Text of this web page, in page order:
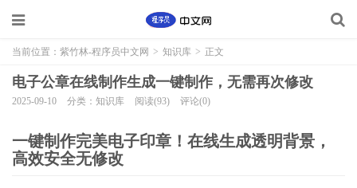
当前位置： 紫竹林-程序员中文网 > 知识库 > 正文
电子公章在线制作生成一键制作，无需再次修改
2025-09-10 分类：知识库 阅读(93) 评论(0)
一键制作完美电子印章！在线生成透明背景，
高效安全无修改